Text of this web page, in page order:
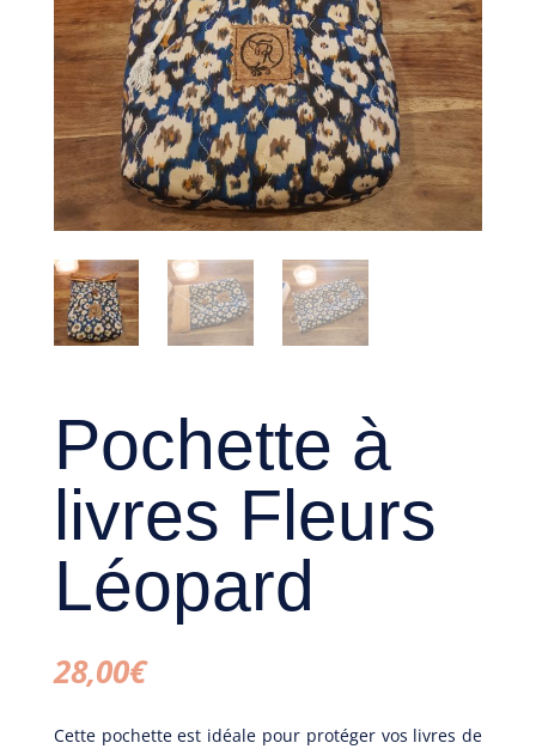
Pochette à
livres Fleurs
Léopard
28,00€
Cette pochette est idéale pour protéger vos livres de